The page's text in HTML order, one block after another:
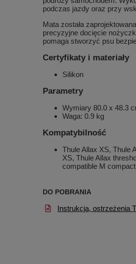
podczas jazdy oraz przy
Mata została
precyzyjne docięcie
pomaga stworzyć psu
Certyfikaty i materiały
Silikon
Parametry
Wymiary 80.0 x 48.3
Waga: 0.9 kg
Kompatybilność
Thule Allax XS, Thule
XS, Thule Allax
compatible M compact
DO POBRANIA
Instrukcja, ostrzeżenia